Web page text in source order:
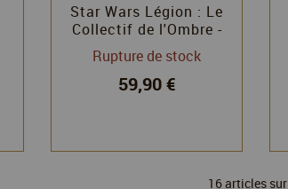
Star Wars Légion : Le
Collectif de l'Ombre -
Boîte de faction
Rupture de stock
59,90 €
16 articles sur